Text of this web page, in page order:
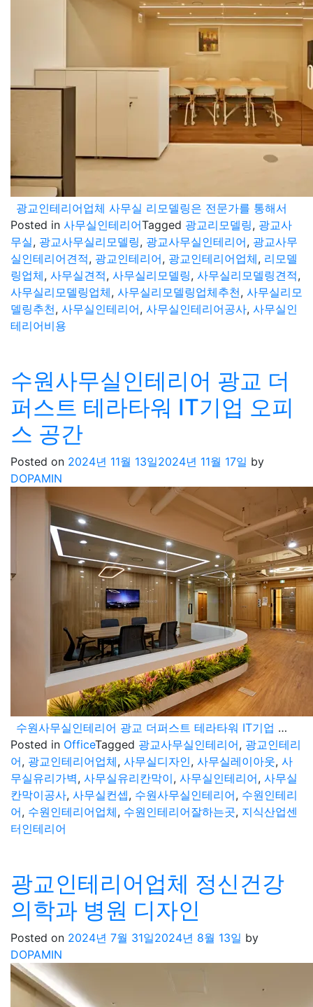
광교인테리어업체 사무실 리모델링은 전문가를 통해서
Posted in 사무실인테리어Tagged 광교리모델링, 광교사
무실, 광교사무실리모델링, 광교사무실인테리어, 광교사무
실인테리어견적, 광교인테리어, 광교인테리어업체, 리모델
링업체, 사무실견적, 사무실리모델링, 사무실리모델링견적,
사무실리모델링업체, 사무실리모델링업체추천, 사무실리모
델링추천, 사무실인테리어, 사무실인테리어공사, 사무실인
테리어비용
수원사무실인테리어 광교 더
퍼스트 테라타워 IT기업 오피
스 공간
Posted on 2024년 11월 13일2024년 11월 17일 by
DOPAMIN
수원사무실인테리어 광교 더퍼스트 테라타워 IT기업 오피스 공간
Posted in OfficeTagged 광교사무실인테리어, 광교인테리
어, 광교인테리어업체, 사무실디자인, 사무실레이아웃, 사
무실유리가벽, 사무실유리칸막이, 사무실인테리어, 사무실
칸막이공사, 사무실컨셉, 수원사무실인테리어, 수원인테리
어, 수원인테리어업체, 수원인테리어잘하는곳, 지식산업센
터인테리어
광교인테리어업체 정신건강
의학과 병원 디자인
Posted on 2024년 7월 31일2024년 8월 13일 by
DOPAMIN